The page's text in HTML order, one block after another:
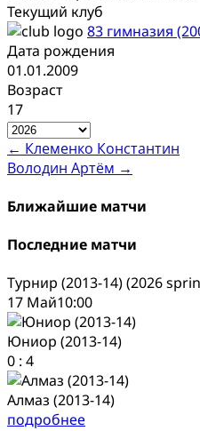
Текущий клуб
83 гимназия
Дата рождения
01.01.2009
Возраст
17
Post
navigation
← Клеменко Константин
Володин Артём →
Ближайшие матчи
Последние матчи
Турнир (2013-14) (2026
17 Май10:00
Юниор (2013-14)
0 : 4
Алмаз (2013-14)
подробнее